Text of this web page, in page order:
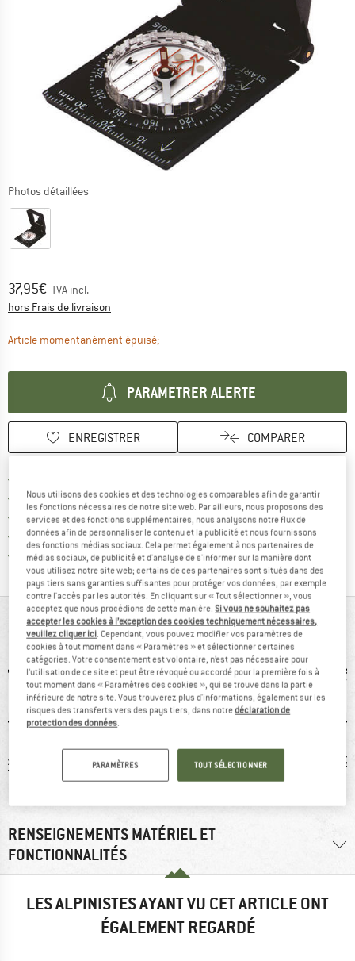
Photos détaillées
Prix:
37,95€ TVA incl.
hors Frais de livraison
Article momentanément épuisé;Le lien s'ouvre dans une boîte
PARAMÉTRER ALERTE
ENREGISTRER COMPARER
Droit de retour de 100 joursTrouve les informations de
> 4 000 000 clients satisfaits
Tous les articles disponibles
Protection des acheteurs de Trusted ShopsTrouve toutes les
VUE D'ENSEMBLE
recommandé à
100 %
Avis client.e.s:
léger
RENSEIGNEMENTS MATÉRIEL ET
FONCTIONNALITÉS
LES ALPINISTES AYANT VU CET ARTICLE ONT
ÉGALEMENT REGARDÉ
Nous utilisons des cookies et des technologies comparables afin de garantir
les fonctions nécessaires de notre site web. Par ailleurs, nous proposons des
services et des fonctions supplémentaires, nous analysons notre flux de
données afin de personnaliser le contenu et la publicité et nous fournissons
des fonctions médias sociaux. Cela permet également à nos partenaires de
médias sociaux, de publicité et d'analyse de s'informer sur la manière dont
vous utilisez notre site web; certains de ces partenaires sont situés dans des
pays tiers sans garanties suffisantes pour protéger vos données, par exemple
contre l'accès par les autorités. En cliquant sur « Tout sélectionner », vous
acceptez que nous procédions de cette manière.Si vous ne souhaitez pas
accepter les cookies à l’exception des cookies techniquement nécessaires,
veuillez cliquer ici. Cependant, vous pouvez modifier vos paramètres de
cookies à tout moment dans « Paramètres » et sélectionner certaines
catégories. Votre consentement est volontaire, n’est pas nécessaire pour
l’utilisation de ce site et peut être révoqué ou accordé pour la première fois à
tout moment dans « Paramètres des cookies », qui se trouve dans la partie
inférieure de notre site. Vous trouverez plus d'informations, également sur les
risques des transferts vers des pays tiers, dans notredéclaration de
protection des données.
PARAMÈTRES TOUT SÉLECTIONNER